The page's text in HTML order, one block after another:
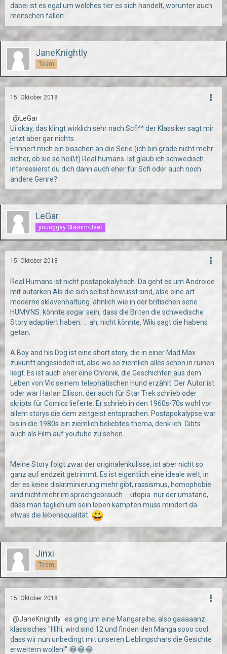
dabei ist es egal um welches tier es sich handelt, worunter auch
menschen fallen.
JaneKnightly
Team
15. Oktober 2018
LeGar
Ui okay, das klingt wirklich sehr nach Scfi^^ der Klassiker sagt mir
jetzt aber gar nichts.
Erinnert mich ein bisschen an die Serie (ich bin grade nicht mehr
sicher, ob sie so heißt) Real humans. Ist glaub ich schwedisch.
Interessierst du dich dann auch eher für Scfi oder auch noch
andere Genre?
LeGar
younggay Stamm-User
15. Oktober 2018
Real Humans ist nicht postapokalytisch. Da geht es um Androide
mit autarken AIs die sich selbst bewusst sind, also eine art
moderne sklavenhaltung. ähnlich wie in der britischen serie
HUM∀NS. könnte sogar sein, dass die Briten die schwedische
Story adaptiert haben. ... ah, nicht könnte, Wiki sagt die habens
getan.
A Boy and his Dog ist eine short story, die in einer Mad Max
zukunft angesiedelt ist, also wo so ziemlich alles schon in ruinen
liegt. Es ist auch eher eine Chronik, die Geschichten aus dem
Leben von Vic seinem telephatischen Hund erzählt. Der Autor ist
oder war Harlan Ellison, der auch für Star Trek schrieb oder
skripts für Comics lieferte. Er schrieb in den 1960s-70s wohl vor
allem storys die dem zeitgeist entsprachen. Postapokalypse war
bis in die 1980s ein ziemlich beliebtes thema, denk ich. Gibts
auch als Film auf youtube zu sehen.
Meine Story folgt zwar der originalenkulisse, ist aber nicht so
ganz auf endzeit getrimmt. Es ist eigentlich eine ideale welt, in
der es keine diskriminierung mehr gibt, rassismus, homophobie
sind nicht mehr im sprachgebrauch ... utopia. nur der umstand,
dass man täglich um sein leben kämpfen muss mindert da
etwas die lebensqualität.
Jinxi
Team
15. Oktober 2018
JaneKnightly es ging um eine Mangareihe, also gaaaaanz
klassisches "Hihi, wird sind 12 und finden den Manga sooo cool
dass wir nun unbedingt mit unseren Lieblingschars die Gesichte
erweitern wollen!" 😂😂😂